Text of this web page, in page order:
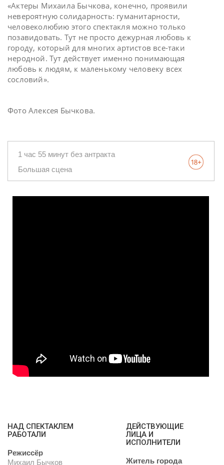
«Актеры Михаила Бычкова, конечно, проявили
невероятную солидарность: гуманитарности,
человеколюбию этого спектакля можно только
позавидовать. Тут не просто дежурная любовь к
городу, который для многих артистов все-таки
неродной. Тут действует именно понимающая
любовь к людям, к маленькому человеку всех
сословий».
Фото Алексея Бычкова.
1 час 55 минут без антракта
Большая сцена
НАД СПЕКТАКЛЕМ
РАБОТАЛИ
Режиссёр
Михаил Бычков
ДЕЙСТВУЮЩИЕ
ЛИЦА И
ИСПОЛНИТЕЛИ
Житель города